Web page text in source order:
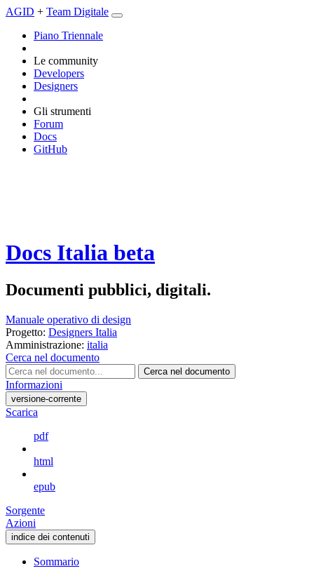
AGID + Team Digitale
Piano Triennale
Le community
Developers
Designers
Gli strumenti
Forum
Docs
GitHub
Docs Italia beta
Documenti pubblici, digitali.
Manuale operativo di design
Progetto: Designers Italia
Amministrazione: italia
Cerca nel documento
Cerca nel documento
Informazioni
versione-corrente
Scarica
pdf
html
epub
Sorgente
Azioni
indice dei contenuti
Sommario